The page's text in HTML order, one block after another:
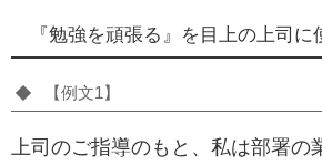
『勉強を頑張る』を目上の上司に
【例文1】
上司のご指導のもと、私は部署の